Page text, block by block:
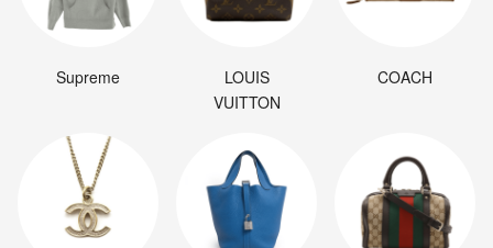
Supreme
LOUIS
VUITTON
COACH